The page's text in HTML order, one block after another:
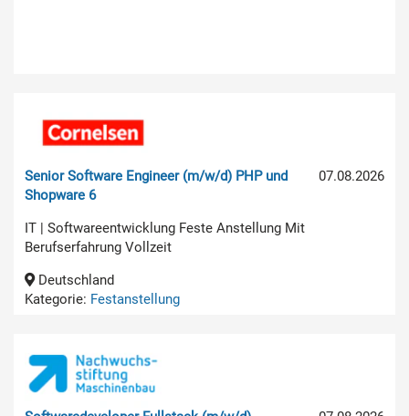
07.08.2026
Senior Software Engineer (m/w/d) PHP und
Shopware 6
IT | Softwareentwicklung Feste Anstellung Mit
Berufserfahrung Vollzeit
Deutschland
Kategorie: Festanstellung